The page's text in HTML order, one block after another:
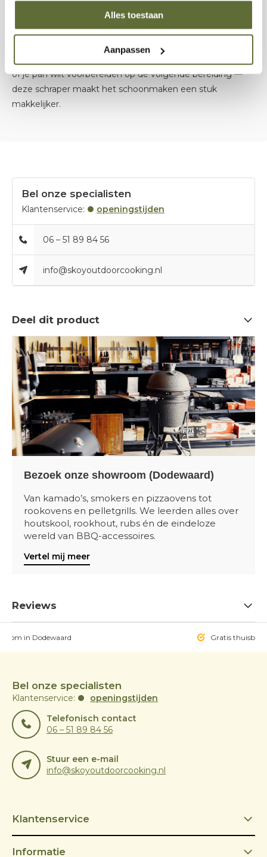
Alles toestaan
Aanpassen
Smeedijzeren pannen
of je pan wilt voorbereiden op de volgende bereiding —
deze schraper maakt het schoonmaken een stuk
makkelijker.
Bel onze specialisten
Klantenservice: openingstijden
06 – 51 89 84 56
info@skoyoutdoorcooking.nl
Deel dit product
Bezoek onze showroom (Dodewaard)
Van kamado’s, smokers en pizzaovens tot
rookovens en pelletgrills. We leerden alles over
houtskool, rookhout, rubs én de eindeloze
wereld van BBQ-accessoires.
Vertel mij meer
Reviews
in Dodewaard Gratis
Bel onze specialisten
Klantenservice:
openingstijden
Telefonisch contact
06 – 51 89 84 56
Stuur een e-mail
info@skoyoutdoorcooking.nl
Klantenservice
Informatie